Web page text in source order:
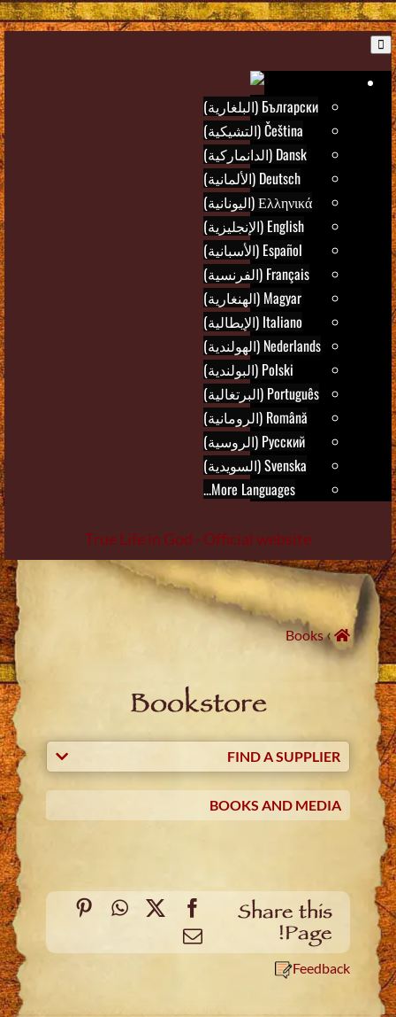
Български (البلغارية)
Čeština (التشيكية)
Dansk (الدانماركية)
Deutsch (الألمانية)
Ελληνικά (اليونانية)
English (الإنجليزية)
Español (الأسبانية)
Français (الفرنسية)
Magyar (الهنغارية)
Italiano (الإيطالية)
Nederlands (الهولندية)
Polski (البولندية)
Português (البرتغالية)
Română (الرومانية)
Русский (الروسية)
Svenska (السويدية)
More Languages...
True Life in God - Official website
Skip
to
content
›
Books
Bookstore
FIND A SUPPLIER
BOOKS AND MEDIA
Share this
Page!
Facebook
X
WhatsApp
Pinterest
Email
Feedback